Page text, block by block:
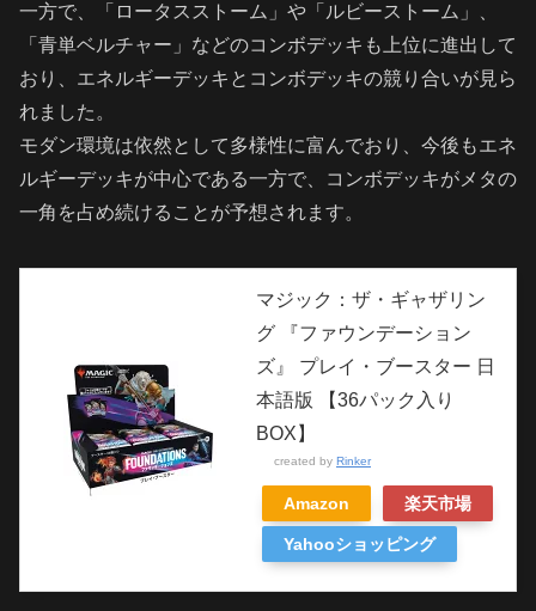
一方で、「ロータスストーム」や「ルビーストーム」、
「青単ベルチャー」などのコンボデッキも上位に進出して
おり、エネルギーデッキとコンボデッキの競り合いが見ら
れました。
モダン環境は依然として多様性に富んでおり、今後もエネ
ルギーデッキが中心である一方で、コンボデッキがメタの
一角を占め続けることが予想されます。
マジック：ザ・ギャザリン
グ 『ファウンデーション
ズ』 プレイ・ブースター 日
本語版 【36パック入り
BOX】
created by Rinker
Amazon 楽天市場
Yahooショッピング